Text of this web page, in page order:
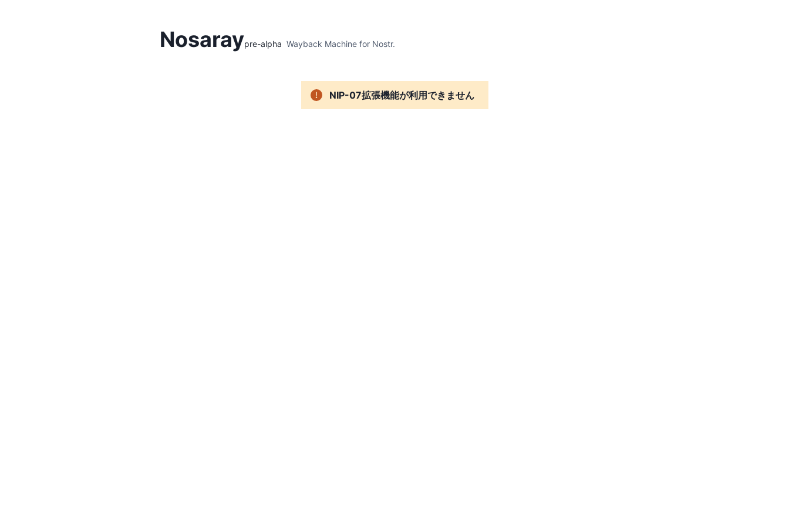
Nosaraypre-alpha Wayback Machine for Nostr.
NIP-07拡張機能が利用できません